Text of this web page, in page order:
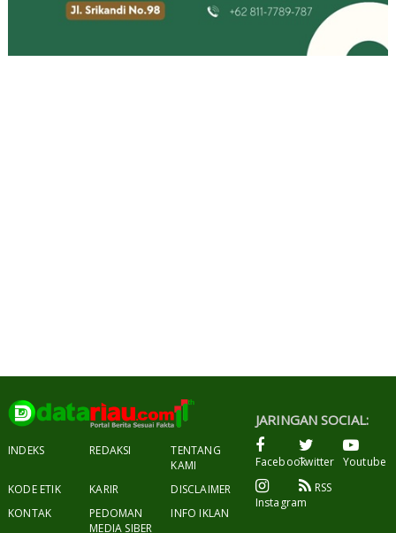
INDEKS REDAKSI
TENTANG
KAMI
KODE ETIK
KARIR
DISCLAIMER
KONTAK
PEDOMAN
MEDIA SIBER
INFO IKLAN
JARINGAN SOCIAL:
FacebookTwitter Youtube
Instagram
RSS